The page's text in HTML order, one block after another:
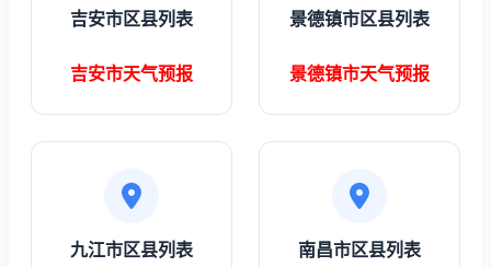
吉安市区县列表
吉安市天气预报
景德镇市区县列表
景德镇市天气预报
九江市区县列表 南昌市区县列表